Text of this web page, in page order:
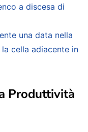
a discesa di
una data nella
cella adiacente in
Produttività